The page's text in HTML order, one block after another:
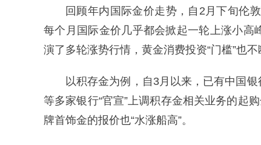
回顾年内国际金价走势，自2月下旬伦
每个月国际金价几乎都会掀起一轮上涨小
演了多轮涨势行情，黄金消费投资“门槛”也不
以积存金为例，自3月以来，已有中国
等多家银行“官宣”上调积存金相关业务的起
牌首饰金的报价也“水涨船高”。